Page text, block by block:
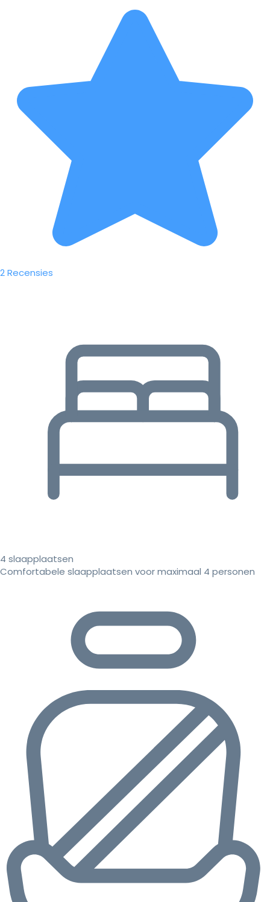
2 Recensies
4 slaapplaatsen
Comfortabele slaapplaatsen voor maximaal 4 personen